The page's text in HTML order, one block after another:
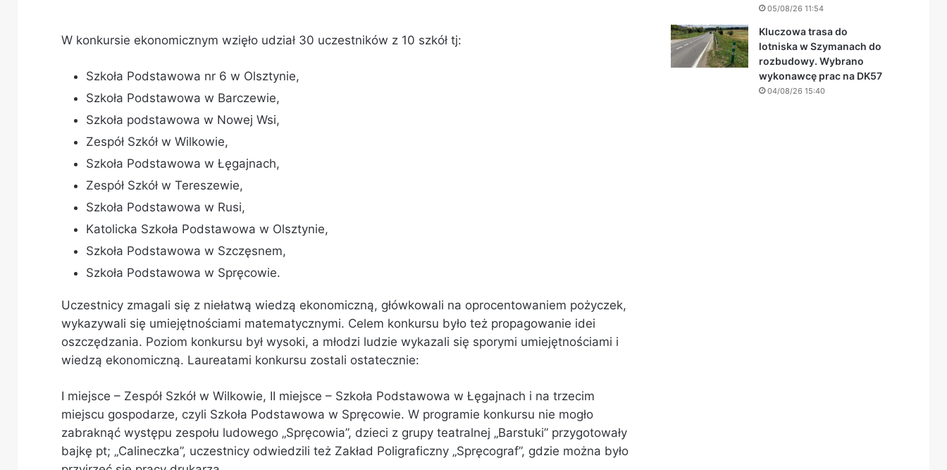
W konkursie ekonomicznym wzięło udział 30 uczestników z 10 szkół tj:
Szkoła Podstawowa nr 6 w Olsztynie,
Szkoła Podstawowa w Barczewie,
Szkoła podstawowa w Nowej Wsi,
Zespół Szkół w Wilkowie,
Szkoła Podstawowa w Łęgajnach,
Zespół Szkół w Tereszewie,
Szkoła Podstawowa w Rusi,
Katolicka Szkoła Podstawowa w Olsztynie,
Szkoła Podstawowa w Szczęsnem,
Szkoła Podstawowa w Spręcowie.
Uczestnicy zmagali się z niełatwą wiedzą ekonomiczną, główkowali na oprocentowaniem pożyczek,
wykazywali się umiejętnościami matematycznymi. Celem konkursu było też propagowanie idei
oszczędzania. Poziom konkursu był wysoki, a młodzi ludzie wykazali się sporymi umiejętnościami i
wiedzą ekonomiczną. Laureatami konkursu zostali ostatecznie:
I miejsce – Zespół Szkół w Wilkowie, II miejsce – Szkoła Podstawowa w Łęgajnach i na trzecim
miejscu gospodarze, czyli Szkoła Podstawowa w Spręcowie. W programie konkursu nie mogło
zabraknąć występu zespołu ludowego „Spręcowia”, dzieci z grupy teatralnej „Barstuki” przygotowały
bajkę pt; „Calineczka”, uczestnicy odwiedzili też Zakład Poligraficzny „Spręcograf”, gdzie można było
05/08/26 11:54
Kluczowa trasa do
lotniska w Szymanach do
rozbudowy. Wybrano
wykonawcę prac na DK57
04/08/26 15:40